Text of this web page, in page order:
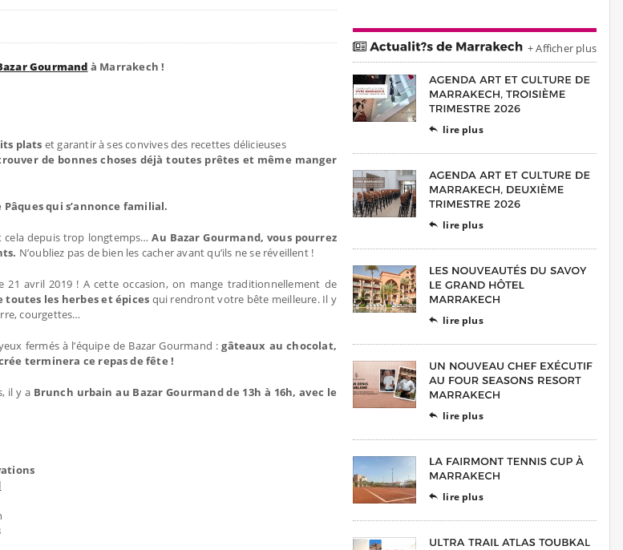
Gourmand à Marrakech !
plats et garantir à ses convives des recettes délicieuses
de bonnes choses déjà toutes prêtes et même manger
qui s’annonce familial.
cela depuis trop longtemps…Au Bazar Gourmand, vous pourrez
N’oubliez pas de bien les cacher avant qu’ils ne se réveillent !
avril 2019 ! A cette occasion, on mange traditionnellement de
toutes les herbes et épices qui rendront votre bête meilleure. Il y
courgettes…
fermés à l’équipe de Bazar Gourmand :gâteaux au chocolat,
terminera ce repas de fête !
il y a Brunch urbain au Bazar Gourmand de 13h à 16h, avec le
+ Afficher plus
 lire plus
 lire plus
 lire plus
 lire plus
 lire plus